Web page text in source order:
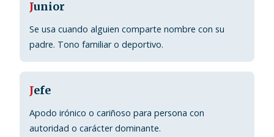
Junior
Se usa cuando alguien comparte nombre con su
padre. Tono familiar o deportivo.
Jefe
Apodo irónico o cariñoso para persona con
autoridad o carácter dominante.